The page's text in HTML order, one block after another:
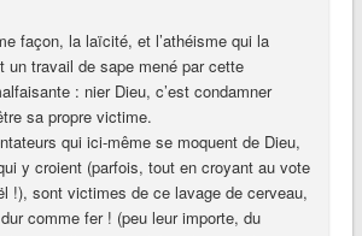
façon, la laïcité, et l’athéisme qui la
un travail de sape mené par cette
: nier Dieu, c’est condamner
sa propre victime.
qui ici-même se moquent de Dieu,
y croient (parfois, tout en croyant au vote
!), sont victimes de ce lavage de cerveau,
comme fer ! (peu leur importe, du